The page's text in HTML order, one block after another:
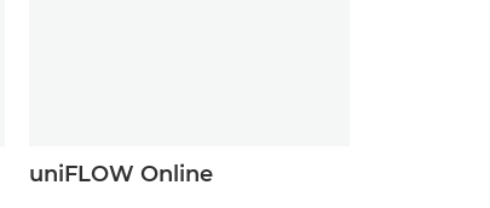
uniFLOW Online